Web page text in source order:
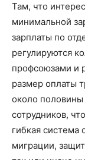
Там, что
минимальной
зарплаты по
регулируются
профсоюзами и
размер оплаты
около половины
сотрудников,
гибкая система
миграции,